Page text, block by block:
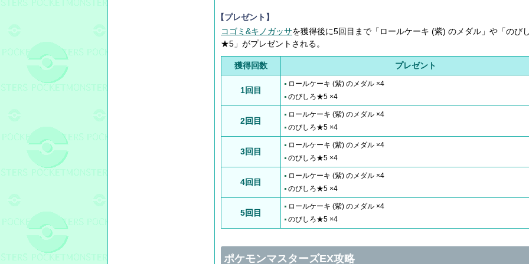
【プレゼント】
コゴミ&キノガッサを獲得後に5回目まで「ロールケーキ (紫) のメダル」や「のび
★5」がプレゼントされる。
獲得回数 プレゼント
1回目
ロールケーキ (紫) のメダル ×4
のびしろ★5 ×4
2回目
ロールケーキ (紫) のメダル ×4
のびしろ★5 ×4
3回目
ロールケーキ (紫) のメダル ×4
のびしろ★5 ×4
4回目
ロールケーキ (紫) のメダル ×4
のびしろ★5 ×4
5回目
ロールケーキ (紫) のメダル ×4
のびしろ★5 ×4
ポケモンマスターズEX攻略